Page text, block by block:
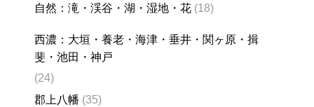
自然：滝・渓谷・湖・湿地・花 (18)
西濃：大垣・養老・海津・垂井・関ヶ原・揖
斐・池田・神戸
(24)
郡上八幡 (35)